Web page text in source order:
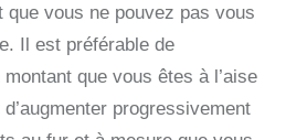
que vous ne pouvez pas vous
Il est préférable de
que vous êtes à l’aise
progressivement